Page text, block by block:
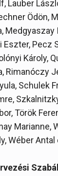
Lauber
Ödön,
Eszter, Pecz
Károly,
Rimanóczy
Schulek
Török
Marianne,
Wéber